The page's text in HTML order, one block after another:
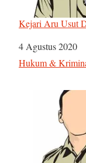
Kejari Aru Usut
Tanggal
4 Agustus 2020
Sehubungan
Hukum &